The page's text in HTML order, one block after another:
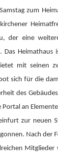
zum
der eine
mit seinen
sich für die
des
an
zur
Nach der